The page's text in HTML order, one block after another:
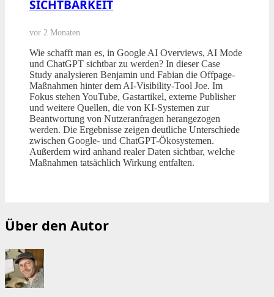
SICHTBARKEIT
vor 2 Monaten
Wie schafft man es, in Google AI Overviews, AI Mode
und ChatGPT sichtbar zu werden? In dieser Case
Study analysieren Benjamin und Fabian die Offpage-
Maßnahmen hinter dem AI-Visibility-Tool Joe. Im
Fokus stehen YouTube, Gastartikel, externe Publisher
und weitere Quellen, die von KI-Systemen zur
Beantwortung von Nutzeranfragen herangezogen
werden. Die Ergebnisse zeigen deutliche Unterschiede
zwischen Google- und ChatGPT-Ökosystemen.
Außerdem wird anhand realer Daten sichtbar, welche
Maßnahmen tatsächlich Wirkung entfalten.
Über den Autor